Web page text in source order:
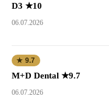
D3 ★10
06.07.2026
★ 9.7
M+D Dental ★9.7
06.07.2026